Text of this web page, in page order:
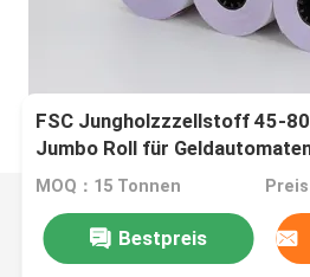
FSC Jungholzzzellstoff 45-
Jumbo Roll für
MOQ：15 Tonnen
Bestpreis